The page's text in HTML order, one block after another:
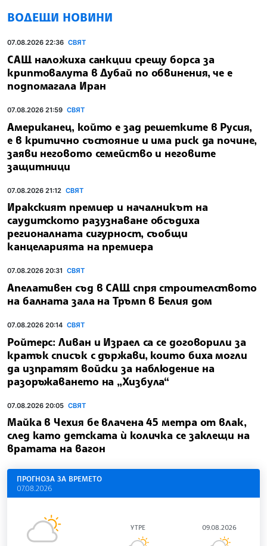
ВОДЕЩИ НОВИНИ
07.08.2026 22:36 СВЯТ
САЩ наложиха санкции срещу борса за
криптовалута в Дубай по обвинения, че е
подпомагала Иран
07.08.2026 21:59 СВЯТ
Американец, който е зад решетките в Русия,
е в критично състояние и има риск да почине,
заяви неговото семейство и неговите
защитници
07.08.2026 21:12 СВЯТ
Иракският премиер и началникът на
саудитското разузнаване обсъдиха
регионалната сигурност, съобщи
канцеларията на премиера
07.08.2026 20:31 СВЯТ
Апелативен съд в САЩ спря строителството
на балната зала на Тръмп в Белия дом
07.08.2026 20:14 СВЯТ
Ройтерс: Ливан и Израел са се договорили за
кратък списък с държави, които биха могли
да изпратят войски за наблюдение на
разоръжаването на „Хизбула“
07.08.2026 20:05 СВЯТ
Майка в Чехия бе влачена 45 метра от влак,
след като детската ѝ количка се заклещи на
вратата на вагон
ПРОГНОЗА ЗА ВРЕМЕТО
07.08.2026
УТРЕ 09.08.2026